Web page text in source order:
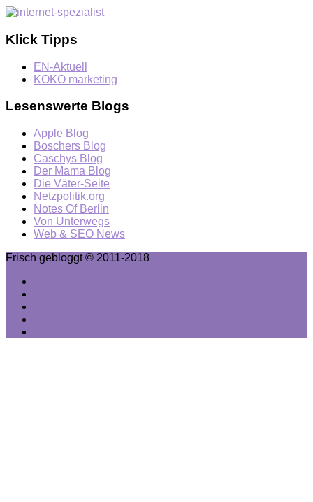
Klick Tipps
EN-Aktuell
KOKO marketing
Lesenswerte Blogs
Apple Blog
Boschers Blog
Caschys Blog
Der Mama Blog
Die Väter-Seite
Netzpolitik.org
Notes Of Berlin
Von Unterwegs
Web & SEO News
Frisch gebloggt © 2011-2018